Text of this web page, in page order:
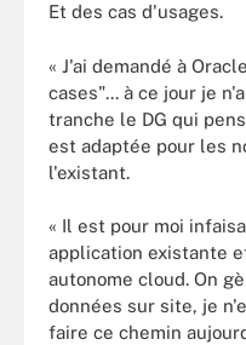
Et des cas d'usages.
« J'ai demandé à
cases"... à ce jour je
tranche le DG qui
est adaptée pour les
l'existant.
« Il est pour moi
application existante
autonome cloud. On
données sur site, je
faire ce chemin